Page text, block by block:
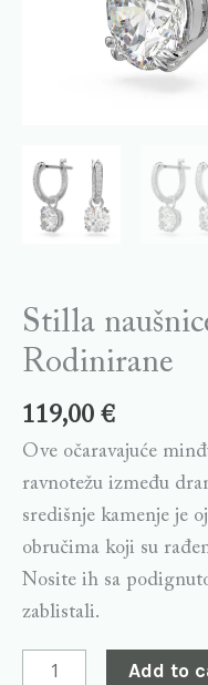
Stilla
Rodinirane
119,00 €
Ove očaravajuće
ravnotežu između
središnje kamenje je
obručima koji su
Nosite ih sa
zablistali.
Add to